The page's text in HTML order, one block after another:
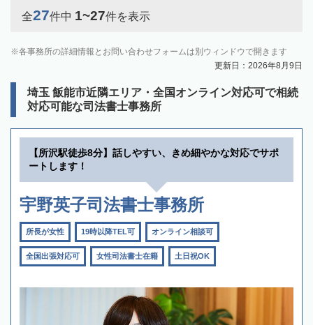
全27件中 1~27件を表示
各事務所の詳細情報とお問い合わせフォームは別ウィンドウで開きます
更新日：2026年8月9日
埼玉 飯能市近隣エリア・全国オンライン対応可で相続
対応可能な司法書士事務所
【所沢駅徒歩8分】話しやすい、きめ細やかな対応でサポ
ートします！
宇野英子司法書士事務所
所長が女性 19時以降TEL可 オンライン相談可
全国出張対応可 女性司法書士在籍 土日祝OK